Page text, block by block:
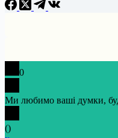
0
Ми любимо ваші думки,
()